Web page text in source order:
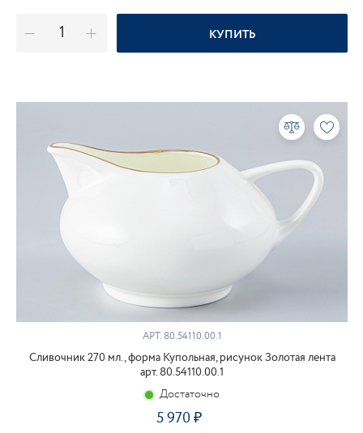
КУПИТЬ
АРТ.80.54110.00.1
Сливочник 270 мл., форма Купольная, рисунок Золотая лента
арт. 80.54110.00.1
Достаточно
5 970